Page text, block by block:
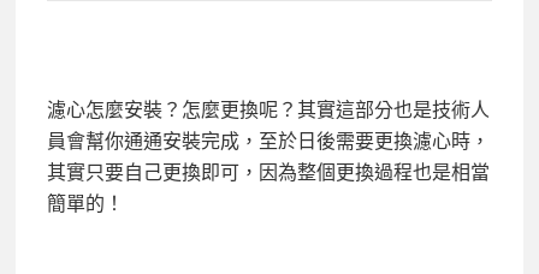
濾心怎麼安裝？怎麼更換呢？其實這部分也是技術人
員會幫你通通安裝完成，至於日後需要更換濾心時，
其實只要自己更換即可，因為整個更換過程也是相當
簡單的！